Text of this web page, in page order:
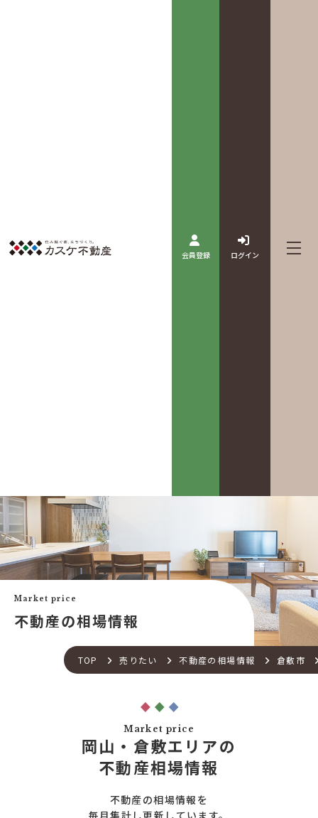
会員登録 ログイン
カスケって？
カスケホームグループ
買いたい
中古×RF(リノベ)
新築建売購入サポート
不動産流通の仕組み
住宅ローンサポート
住宅売却サポート
お客様の声
みんなの不動産小話
中古リフォーム事例
店舗紹介
スタッフ紹介
お知らせ一覧
不動産コラム
オンライン相談サービス
TOP 売りたい 不動産の相場情報 倉敷市
Market price
不動産の相場情報
Market price
岡山・倉敷エリアの
不動産相場情報
不動産の相場情報を
毎月集計し更新しています。